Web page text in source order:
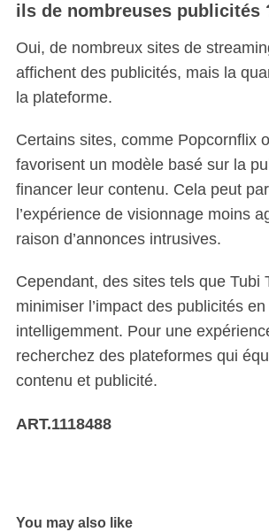
ils de nombreuses publicités
Oui, de nombreux sites de
affichent des publicités, mais la
la plateforme.
Certains sites, comme Popcornflix
favorisent un modèle basé sur la
financer leur contenu. Cela peut
l’expérience de visionnage moins
raison d’annonces intrusives.
Cependant, des sites tels que Tubi
minimiser l’impact des publicités
intelligemment. Pour une
recherchez des plateformes qui
contenu et publicité.
ART.1118488
You may also like